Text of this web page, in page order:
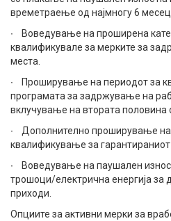
времетраење од најмногу 6
∙ Воведување на проширена
квалификувале за мерките за
места.
∙ Проширување на периодот за
програмата за задржување на
вклучување на втората половина
∙ Дополнително проширување на
квалификување за
∙ Воведување на паушален
трошоци/електрична енергија за
приходи.
Опциите за активни мерки за